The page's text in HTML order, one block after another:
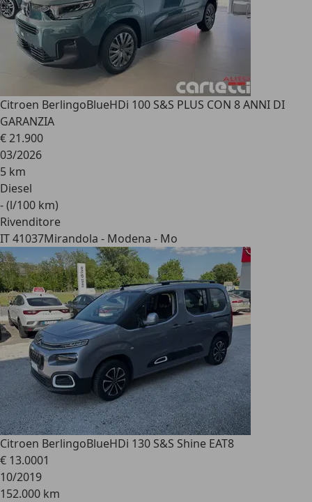
Citroen BerlingoBlueHDi 100 S&S PLUS CON 8 ANNI DI
GARANZIA
€ 21.900
03/2026
5 km
Diesel
- (l/100 km)
Rivenditore
IT 41037Mirandola - Modena - Mo
Citroen BerlingoBlueHDi 130 S&S Shine EAT8
€ 13.0001
10/2019
152.000 km